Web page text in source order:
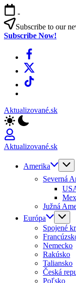
Skip
to
content
-
Subscribe to our
Subscribe Now!
Facebook
X
TikTok
Aktualizované.sk
Aktualizované.sk
Amerika
Severná
Južná
Európa
Spojené
Nemecko
Rakúsko
Taliansko
Česká
Poľsko